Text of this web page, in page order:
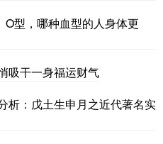
型，哪种血型的人身体更
吸干一身福运财气
析：戊土生申月之近代著名实